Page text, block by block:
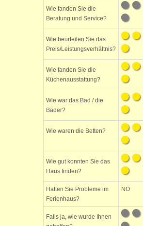
Wie fanden Sie die
Beratung und Service?
Wie beurteilen Sie das
Preis/Leistungsverhältnis?
Wie fanden Sie die
Küchenausstattung?
Wie war das Bad / die
Bäder?
Wie waren die Betten?
Wie gut konnten Sie das
Haus finden?
Hatten Sie Probleme im
Ferienhaus?
NO
Falls ja, wie wurde Ihnen